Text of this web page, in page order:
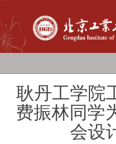
耿丹工学院
费振林同学
会设